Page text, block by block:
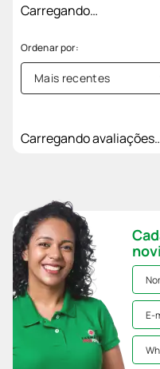
Carregando…
Mais recentes
Carregando